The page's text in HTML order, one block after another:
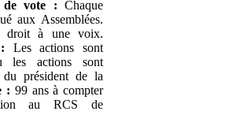
de vote : Chaque
aux Assemblées.
droit à une voix.
Les actions sont
les actions sont
du président de la
: 99 ans à compter
au RCS de